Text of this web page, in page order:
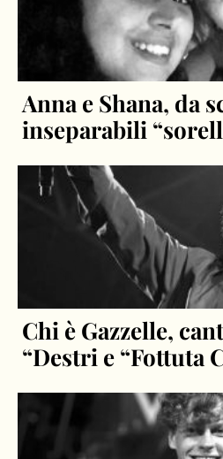
Anna e Shana, da
inseparabili
Chi è Gazzelle,
“Destri e “Fottuta